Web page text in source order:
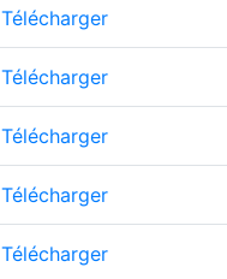
Télécharger
Télécharger
Télécharger
Télécharger
Télécharger